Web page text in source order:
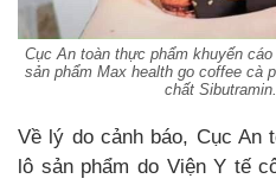
Cục An toàn thực phẩm khuyến
sản phẩm Max health go coffee cà
chất
Về lý do cảnh báo, Cục An
lô sản phẩm do Viện Y tế